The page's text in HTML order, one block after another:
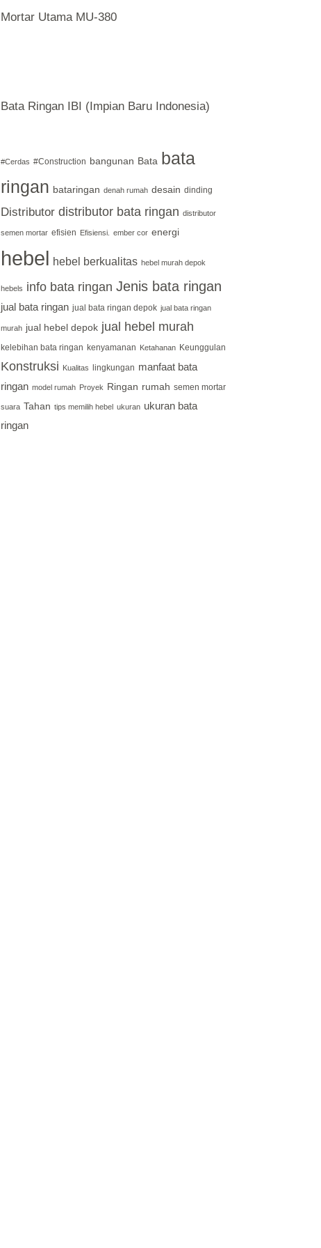
Mortar Utama MU-380
Bata Ringan IBI (Impian Baru Indonesia)
#Cerdas #Construction bangunan Bata bata
ringan bataringan denah rumah desain dinding
Distributor distributor bata ringan distributor
semen mortar efisien Efisiensi. ember cor energi
hebel hebel berkualitas hebel murah depok
hebels info bata ringan Jenis bata ringan
jual bata ringan jual bata ringan depok jual bata ringan
murah jual hebel depok jual hebel murah
kelebihan bata ringan kenyamanan Ketahanan Keunggulan
Konstruksi Kualitas lingkungan manfaat bata
ringan model rumah Proyek Ringan rumah semen mortar
suara Tahan tips memilih hebel ukuran ukuran bata
ringan